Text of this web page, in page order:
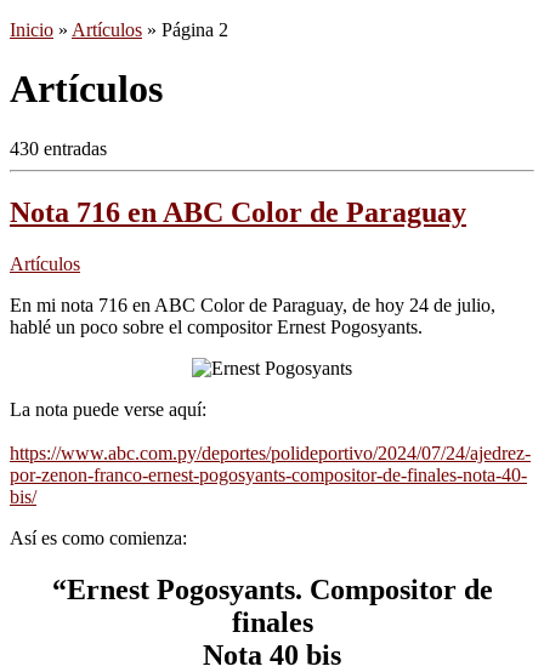
Inicio » Artículos » Página 2
Artículos
430 entradas
Nota 716 en ABC Color de Paraguay
Artículos
En mi nota 716 en ABC Color de Paraguay, de hoy 24 de julio,
hablé un poco sobre el compositor Ernest Pogosyants.
La nota puede verse aquí:
https://www.abc.com.py/deportes/polideportivo/2024/07/24/ajedrez-
por-zenon-franco-ernest-pogosyants-compositor-de-finales-nota-40-
bis/
Así es como comienza:
“Ernest Pogosyants. Compositor de
finales
Nota 40 bis